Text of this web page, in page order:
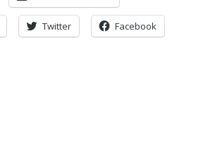
Twitter Facebook